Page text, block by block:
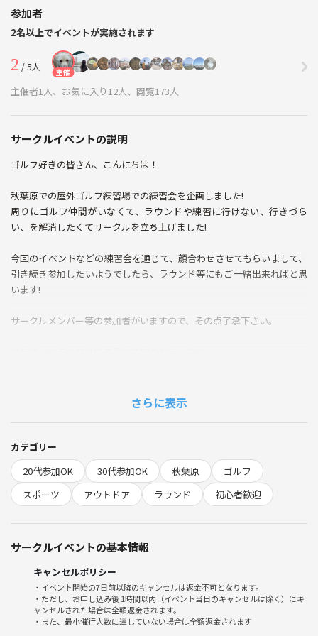
参加者
2名以上でイベントが実施されます
2 / 5人 主催
主催者1人、お気に入り12人、閲覧173人
サークルイベントの説明
ゴルフ好きの皆さん、こんにちは！
秋葉原での屋外ゴルフ練習場での練習会を企画しました!
周りにゴルフ仲間がいなくて、ラウンドや練習に行けない、行きづら
い、を解消したくてサークルを立ち上げました!
今回のイベントなどの練習会を通じて、顔合わせさせてもらいまして、
引き続き参加したいようでしたら、ラウンド等にもご一緒出来ればと思
います!
サークルメンバー等の参加者がいますので、その点了承下さい。
打席料とボール代、クラブレンタル代込みで、2600円程度になります。
なお、ゴルフ初心者の方も大歓迎です！
安心してご参加ください。
基本的に月1〜2回のラウンド又は練習会を企画していこうと思います。
🌱サークルの雰囲気
元々は、音楽サークルから派生しており、公園で演奏や歌うのを一緒に
楽しんでいた仲間から、ゴルフも趣味ということで、ラウンドを一緒に
行こうと！、でも立ち上げました!
さらに表示
カテゴリー
20代参加OK
30代参加OK 秋葉原
ゴルフ
スポーツ
アウトドア ラウンド 初心者歓迎
サークルイベントの基本情報
キャンセルポリシー
・イベント開始の7日前以降のキャンセルは返金不可となります。
・ただし、お申し込み後 1時間以内（イベント当日のキャンセルは除く）にキ
ャンセルされた場合は全額返金されます。
・また、最小催行人数に達していない場合は全額返金されます